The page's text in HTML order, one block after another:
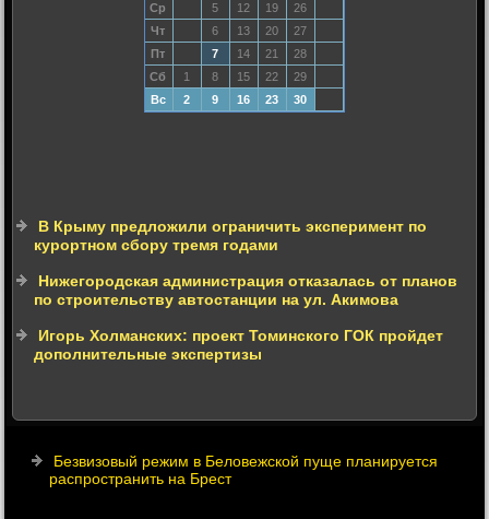
Ср
5 12 19
26
Чт
6 13 20
27
Пт
7 14 21
28
Сб
1 8 15 22
29
Вс
2 9 16 23 30
В Крыму предложили ограничить эксперимент по
курортном сбору тремя годами
Нижегородская администрация отказалась от планов
по строительству автостанции на ул. Акимова
Игорь Холманских: проект Томинского ГОК пройдет
дополнительные экспертизы
Безвизовый режим в Беловежской пуще планируется
распространить на Брест